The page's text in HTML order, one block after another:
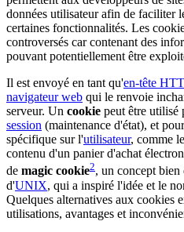
données utilisateur afin de faciliter
certaines fonctionnalités. Les
controversés car contenant des
pouvant potentiellement être
Il est envoyé en tant qu'en-tête
navigateur web qui le renvoie
serveur. Un cookie peut être utilisé
session (maintenance d'état), et
spécifique sur l'utilisateur, comme
contenu d'un panier d'achat
de magic cookie2, un concept
d'UNIX, qui a inspiré l'idée et le
Quelques alternatives aux cookies
utilisations, avantages et